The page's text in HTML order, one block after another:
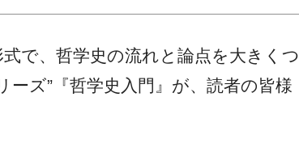
で、哲学史の流れと論点を大きくつ
ーズ”『哲学史入門』が、読者の皆様